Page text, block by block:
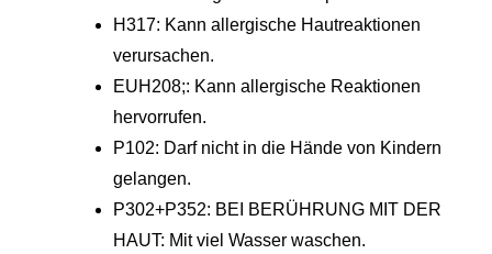
H317: Kann allergische Hautreaktionen
verursachen.
EUH208;: Kann allergische Reaktionen
hervorrufen.
P102: Darf nicht in die Hände von Kindern
gelangen.
P302+P352: BEI BERÜHRUNG MIT DER
HAUT: Mit viel Wasser waschen.